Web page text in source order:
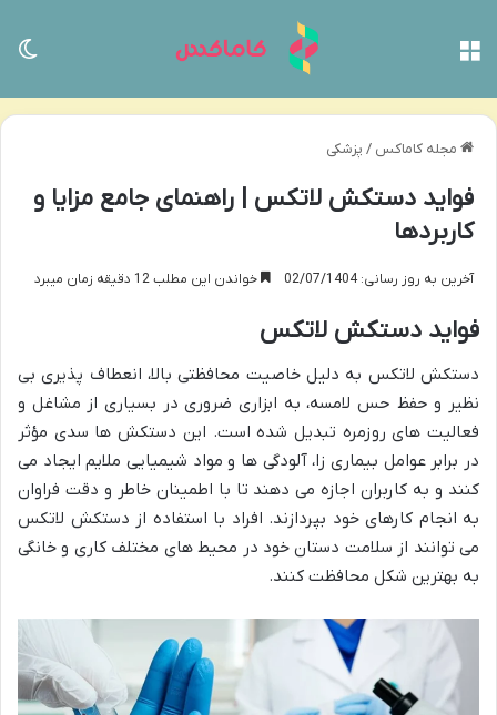
مجله کاماکس / پزشکی
فواید دستکش لاتکس | راهنمای جامع مزایا و
کاربردها
آخرین به روز رسانی: 02/07/1404 خواندن این مطلب 12 دقیقه زمان میبرد
فواید دستکش لاتکس
دستکش لاتکس به دلیل خاصیت محافظتی بالا، انعطاف پذیری بی
نظیر و حفظ حس لامسه، به ابزاری ضروری در بسیاری از مشاغل و
فعالیت های روزمره تبدیل شده است. این دستکش ها سدی مؤثر
در برابر عوامل بیماری زا، آلودگی ها و مواد شیمیایی ملایم ایجاد می
کنند و به کاربران اجازه می دهند تا با اطمینان خاطر و دقت فراوان
به انجام کارهای خود بپردازند. افراد با استفاده از دستکش لاتکس
می توانند از سلامت دستان خود در محیط های مختلف کاری و خانگی
به بهترین شکل محافظت کنند.